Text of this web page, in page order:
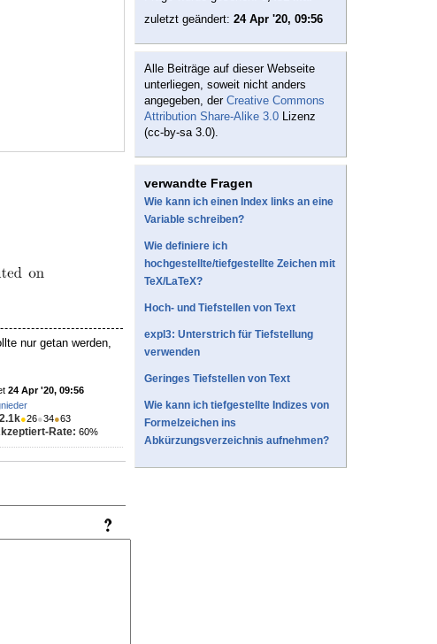
nur getan werden,
24 Apr '20, 09:56
●26●34●63
Rate: 60%
zuletzt geändert: 24 Apr '20, 09:56
Alle Beiträge auf dieser Webseite
unterliegen, soweit nicht anders
angegeben, der Creative Commons
Attribution Share-Alike 3.0 Lizenz
(cc-by-sa 3.0).
verwandte Fragen
Wie kann ich einen Index links an eine
Variable schreiben?
Wie definiere ich
hochgestellte/tiefgestellte Zeichen mit
TeX/LaTeX?
Hoch- und Tiefstellen von Text
expl3: Unterstrich für Tiefstellung
verwenden
Geringes Tiefstellen von Text
Wie kann ich tiefgestellte Indizes von
Formelzeichen ins
Abkürzungsverzeichnis aufnehmen?